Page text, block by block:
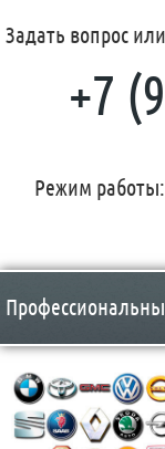
Задать вопрос
+7
Режим работы: